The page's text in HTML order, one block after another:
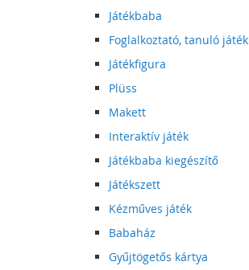
Játékbaba
Foglalkoztató, tanuló játék
Játékfigura
Plüss
Makett
Interaktív játék
Játékbaba kiegészítő
Játékszett
Kézműves játék
Babaház
Gyűjtögetős kártya